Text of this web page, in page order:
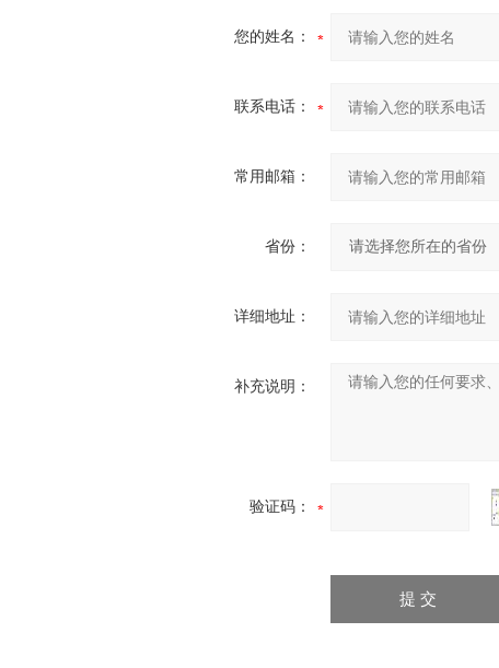
您的姓名：
联系电话：
常用邮箱：
省份：
详细地址：
补充说明：
验证码：